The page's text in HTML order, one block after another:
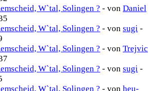
W`tal, Solingen ? - von Daniel
W`tal, Solingen ? - von sugi -
W`tal, Solingen ? - von Trejvic
W`tal, Solingen ? - von sugi -
W`tal, Solingen ? - von heu-